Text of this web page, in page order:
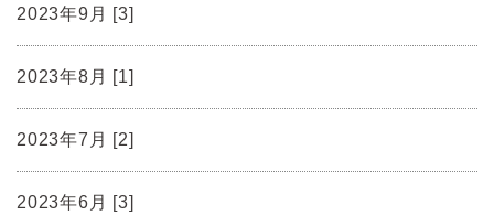
2023年9月 [3]
2023年8月 [1]
2023年7月 [2]
2023年6月 [3]